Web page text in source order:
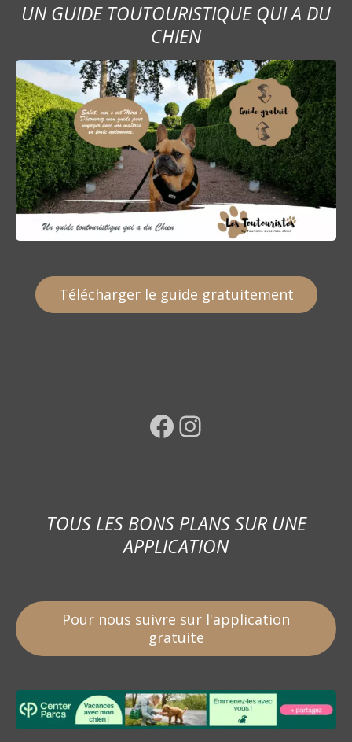
UN GUIDE TOUTOURISTIQUE QUI A DU
CHIEN
Télécharger le guide gratuitement
Facebook Instagram
TOUS LES BONS PLANS SUR UNE
APPLICATION
Pour nous suivre sur l'application
gratuite